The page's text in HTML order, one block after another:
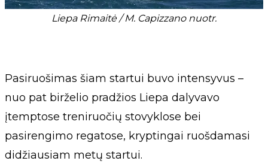
Liepa Rimaitė / M. Capizzano nuotr.
Pasiruošimas šiam startui buvo intensyvus –
nuo pat birželio pradžios Liepa dalyvavo
įtemptose treniruočių stovyklose bei
pasirengimo regatose, kryptingai ruošdamasi
didžiausiam metų startui.